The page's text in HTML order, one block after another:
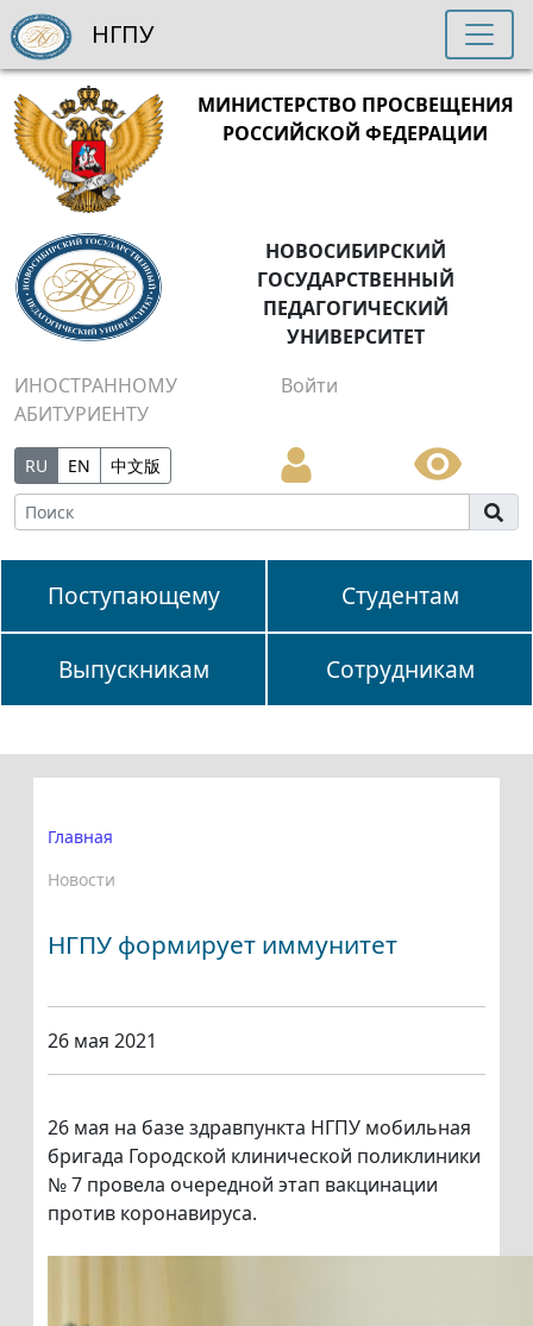
МИНИСТЕРСТВО ПРОСВЕЩЕНИЯ
РОССИЙСКОЙ ФЕДЕРАЦИИ
НОВОСИБИРСКИЙ
ГОСУДАРСТВЕННЫЙ
ПЕДАГОГИЧЕСКИЙ
УНИВЕРСИТЕТ
ИНОСТРАННОМУ
АБИТУРИЕНТУ
Войти
RU EN 中文版
Поступающему Студентам
Выпускникам Сотрудникам
НГПУ
Главная
Новости
НГПУ формирует иммунитет
26 мая 2021
26 мая на базе здравпункта НГПУ мобильная
бригада Городской клинической поликлиники
№ 7 провела очередной этап вакцинации
против коронавируса.